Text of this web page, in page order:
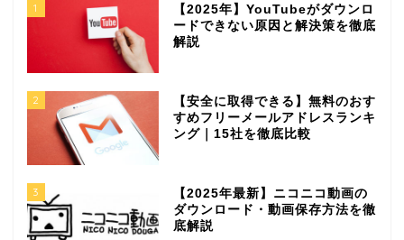
1
【2025年】YouTubeがダウンロ
ードできない原因と解決策を徹底
解説
2
【安全に取得できる】無料のおす
すめフリーメールアドレスランキ
ング｜15社を徹底比較
3
【2025年最新】ニコニコ動画の
ダウンロード・動画保存方法を徹
底解説